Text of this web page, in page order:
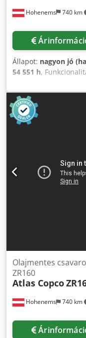
Hohenems 740 km
Állapot: nagyon jó
54 551 h,
olajmentes
frekvenciaváltóval.
2008. Credpfox A E
Hohenems 740 km
Olajmentes
ZR160
Atlas Copco